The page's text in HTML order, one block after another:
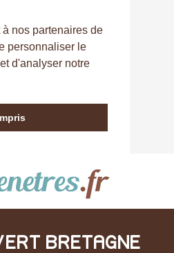
nos partenaires de
personnaliser le
d'analyser notre
BRETAGNE